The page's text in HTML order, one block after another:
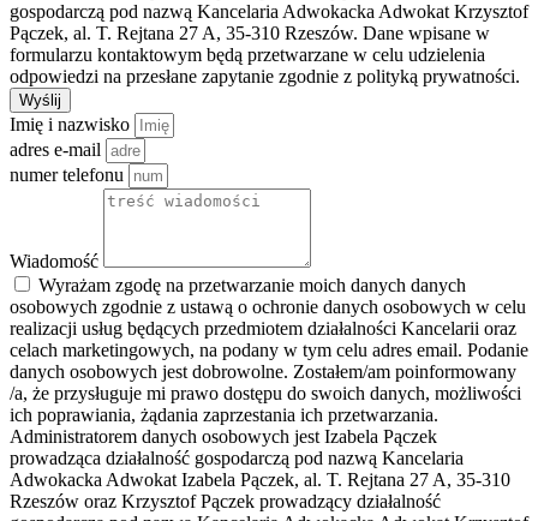
gospodarczą pod nazwą Kancelaria Adwokacka Adwokat Krzysztof
Pączek, al. T. Rejtana 27 A, 35-310 Rzeszów. Dane wpisane w
formularzu kontaktowym będą przetwarzane w celu udzielenia
odpowiedzi na przesłane zapytanie zgodnie z polityką prywatności.
Wyślij
Imię i nazwisko
adres e-mail
numer telefonu
Wiadomość
Wyrażam zgodę na przetwarzanie moich danych danych
osobowych zgodnie z ustawą o ochronie danych osobowych w celu
realizacji usług będących przedmiotem działalności Kancelarii oraz
celach marketingowych, na podany w tym celu adres email. Podanie
danych osobowych jest dobrowolne. Zostałem/am poinformowany
/a, że przysługuje mi prawo dostępu do swoich danych, możliwości
ich poprawiania, żądania zaprzestania ich przetwarzania.
Administratorem danych osobowych jest Izabela Pączek
prowadząca działalność gospodarczą pod nazwą Kancelaria
Adwokacka Adwokat Izabela Pączek, al. T. Rejtana 27 A, 35-310
Rzeszów oraz Krzysztof Pączek prowadzący działalność